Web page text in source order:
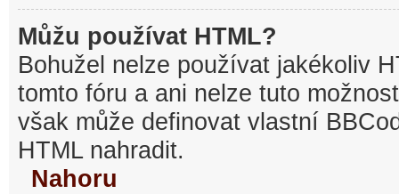
Můžu používat HTML?
Bohužel nelze používat jakékoliv
tomto fóru a ani nelze tuto
však může definovat vlastní
HTML nahradit.
Nahoru